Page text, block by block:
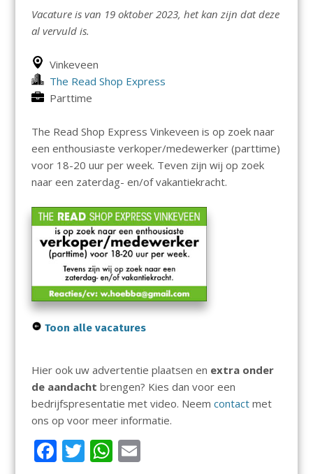
Vacature is van 19 oktober 2023, het kan zijn dat deze
al vervuld is.
Vinkeveen
The Read Shop Express
Parttime
The Read Shop Express Vinkeveen is op zoek naar
een enthousiaste verkoper/medewerker (parttime)
voor 18-20 uur per week. Teven zijn wij op zoek
naar een zaterdag- en/of vakantiekracht.
Toon alle vacatures
Hier ook uw advertentie plaatsen en extra onder
de aandacht brengen? Kies dan voor een
bedrijfspresentatie met video. Neem contactmet
ons op voor meer informatie.
F T W E